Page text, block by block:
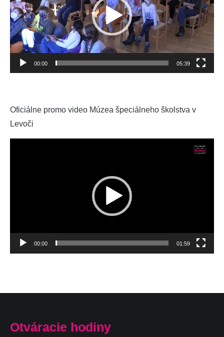
00:00 05:39
Oficiálne promo video Múzea špeciálneho školstva v
Levoči
00:00 01:59
Otváracie hodiny